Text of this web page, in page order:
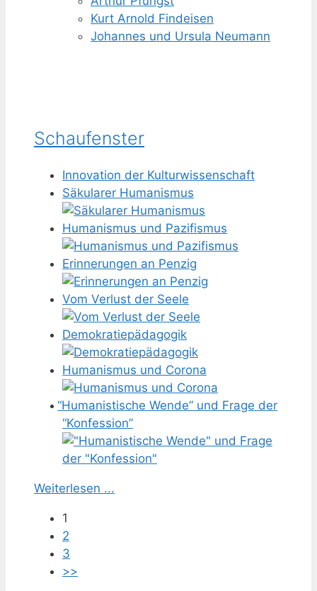
Kurt Arnold Findeisen
Johannes und Ursula Neumann
Schaufenster
Innovation der Kulturwissenschaft
Säkularer Humanismus
Humanismus und Pazifismus
Erinnerungen an Penzig
Vom Verlust der Seele
Demokratiepädagogik
Humanismus und Corona
“Humanistische Wende” und Frage der
“Konfession”
Weiterlesen ...
1
2
3
>>